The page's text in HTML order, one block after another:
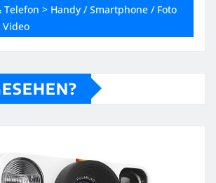
Telefon > Handy / Smartphone / Foto
Video